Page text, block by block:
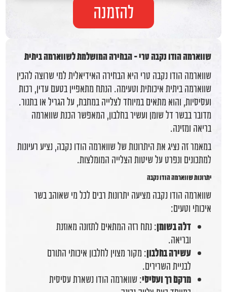
להזמנה
שווארמה הודו נקבה טרי - הבחירה המושלמת לשווארמה ביתית
שווארמה הודו נקבה טרי היא הבחירה האידיאלית למי שרוצה להכין
שווארמה ביתית איכותית וטעימה. הנתח מתאפיין בטעם עדין, רכות
ועסיסיות, והוא מתאים במיוחד לצלייה במחבת, על הגריל או בתנור.
מדובר בבשר דל שומן ועשיר בחלבון, המאפשר הכנת שווארמה
בריאה ומזינה.
במאמר זה נציג את היתרונות של שווארמה הודו נקבה, נציע רעיונות
למתכונים ונפרט על שיטות הצלייה המומלצות.
יתרונות שווארמה הודו נקבה
שווארמה הודו נקבה מציעה יתרונות רבים לכל מי שאוהב בשר
איכותי וטעים:
דלה בשומן: נתח רזה המתאים לתזונה מאוזנת
ובריאה.
עשירה בחלבון: מקור מצוין לחלבון איכותי התורם
לבניית השרירים.
מרקם רך ועסיסי: שווארמה הודו נשארת עסיסית